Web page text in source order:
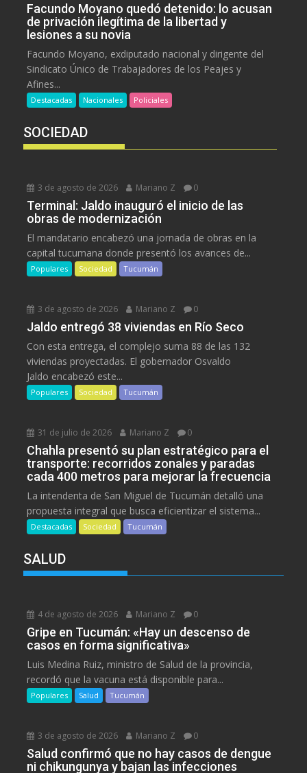
Facundo Moyano quedó detenido: lo acusan
de privación ilegítima de la libertad y
lesiones a su novia
Facundo Moyano, exdiputado nacional y dirigente del
Sindicato Único de Trabajadores de los Peajes y
Afines...
Destacadas Nacionales Policiales
SOCIEDAD
3 de agosto de 2026 Mariano Z 0
Terminal: Jaldo inauguró el inicio de las
obras de modernización
El mandatario encabezó una jornada de obras en la
capital tucumana donde presentó los avances de...
Populares Sociedad Tucumán
3 de agosto de 2026 Mariano Z 0
Jaldo entregó 38 viviendas en Río Seco
Con esta entrega, el complejo suma 88 de las 132
viviendas proyectadas. El gobernador Osvaldo
Jaldo encabezó este...
Populares Sociedad Tucumán
31 de julio de 2026 Mariano Z 0
Chahla presentó su plan estratégico para el
transporte: recorridos zonales y paradas
cada 400 metros para mejorar la frecuencia
La intendenta de San Miguel de Tucumán detalló una
propuesta integral que busca eficientizar el sistema...
Destacadas Sociedad Tucumán
SALUD
4 de agosto de 2026 Mariano Z 0
Gripe en Tucumán: «Hay un descenso de
casos en forma significativa»
Luis Medina Ruiz, ministro de Salud de la provincia,
recordó que la vacuna está disponible para...
Populares Salud Tucumán
3 de agosto de 2026 Mariano Z 0
Salud confirmó que no hay casos de dengue
ni chikungunya y bajan las infecciones